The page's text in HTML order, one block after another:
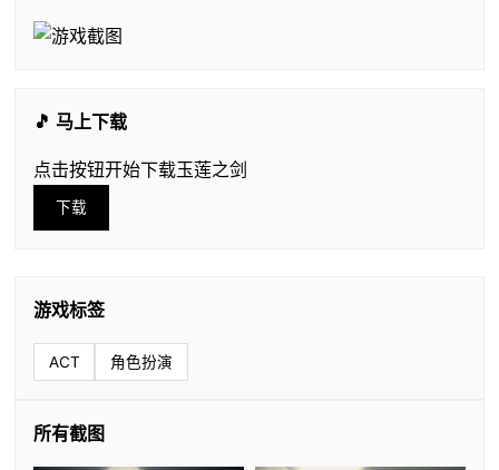
🎵 马上下载
点击按钮开始下载玉莲之剑
下载
游戏标签
ACT 角色扮演
所有截图